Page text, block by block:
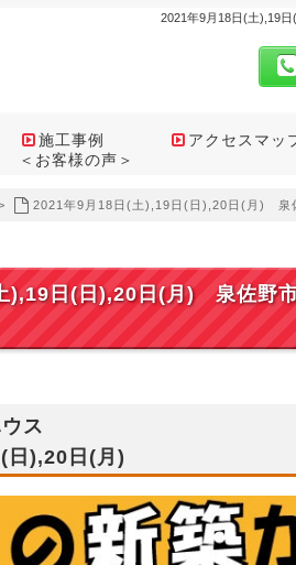
2021年9月18日(土),19
施工事例
＜お客様の声＞
アクセスマッ
2021年9月18日(土),19日(日),20日(月)
),19日(日),20日(月) 泉佐野
ス
日),20日(月)